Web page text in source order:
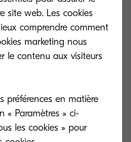
site web. Les cookies
comprendre comment
marketing nous
le contenu aux visiteurs
préférences en matière
« Paramètres » ci-
les cookies » pour